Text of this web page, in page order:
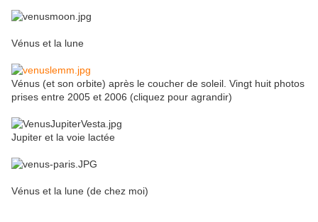
Vénus et la lune
Vénus (et son orbite) après le coucher de soleil. Vingt huit photos
prises entre 2005 et 2006 (cliquez pour agrandir)
Jupiter et la voie lactée
Vénus et la lune (de chez moi)